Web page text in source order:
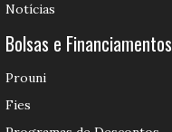
Notícias
Bolsas e Financiamentos
Prouni
Fies